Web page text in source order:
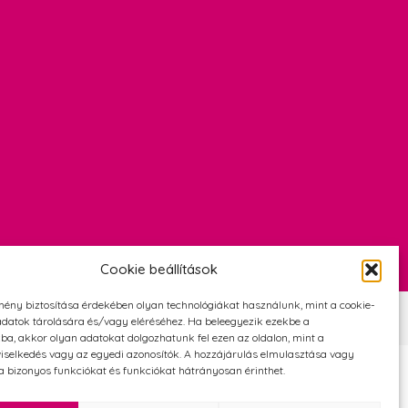
Cookie beállítások
biztosítása érdekében olyan technológiákat használunk, mint a cookie-
tárolására és/vagy eléréséhez. Ha beleegyezik ezekbe a
akkor olyan adatokat dolgozhatunk fel ezen az oldalon, mint a
vagy az egyedi azonosítók. A hozzájárulás elmulasztása vagy
bizonyos funkciókat és funkciókat hátrányosan érinthet.
FeltételekAdatvédelmi és cookie tájékoztató